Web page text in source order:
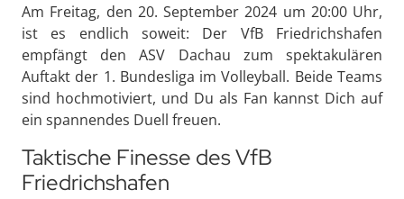
Am Freitag, den 20. September 2024 um 20:00 Uhr,
ist es endlich soweit: Der VfB Friedrichshafen
empfängt den ASV Dachau zum spektakulären
Auftakt der 1. Bundesliga im Volleyball. Beide Teams
sind hochmotiviert, und Du als Fan kannst Dich auf
ein spannendes Duell freuen.
Taktische Finesse des VfB
Friedrichshafen